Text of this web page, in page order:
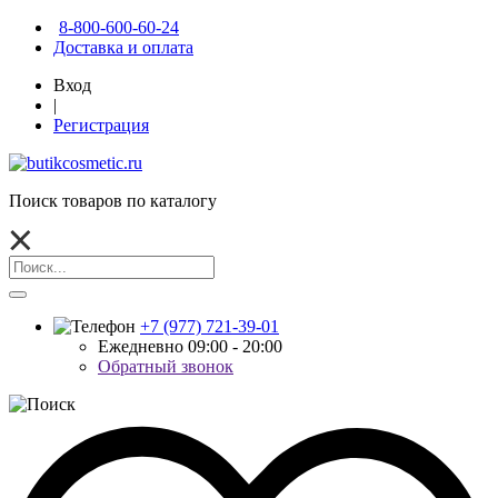
8-800-600-60-24
Доставка и оплата
Вход
|
Регистрация
Поиск товаров по каталогу
+7 (977) 721-39-01
Ежедневно 09:00 - 20:00
Обратный звонок